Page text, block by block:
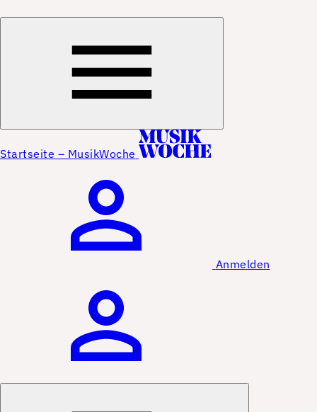
Startseite – MusikWoche
Anmelden